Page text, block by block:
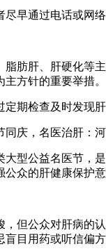
通过电话或网络
肝、肝硬化等主
方针的重要举措。
检查及时发现肝
公益名医节，是
众的肝健康保护意
公众对肝病的认
目用药或听信偏方